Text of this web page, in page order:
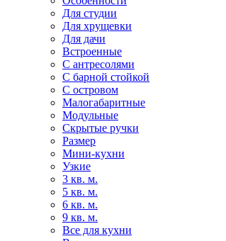
Для студии
Для хрущевки
Для дачи
Встроенные
С антресолями
С барной стойкой
С островом
Малогабаритные
Модульные
Скрытые ручки
Размер
Мини-кухни
Узкие
3 кв. м.
5 кв. м.
6 кв. м.
9 кв. м.
Все для кухни